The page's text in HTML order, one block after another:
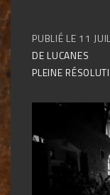
PUBLIÉ LE 11
DE LUCANES
PLEINE